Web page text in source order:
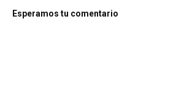
Esperamos tu comentario